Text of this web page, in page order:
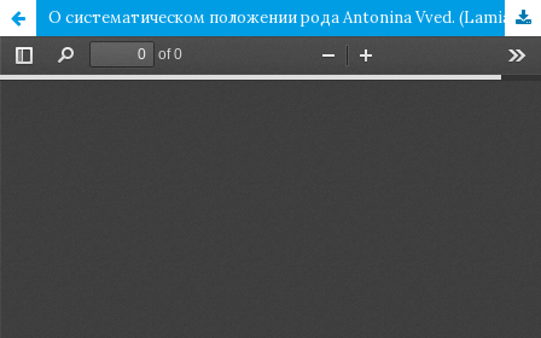
О систематическом положении рода Antonina Vved. (Lamiaceae)